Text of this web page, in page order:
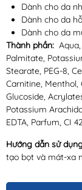
Dành cho da
Dành cho da
Dành cho da
Thành phần:
Palmitate,
Stearate, PEG-8,
Carnitine, Menthol,
Glucoside,
Potassium
EDTA, Parfum, CI
Hướng dẫn sử
tạo bọt và mát-xa